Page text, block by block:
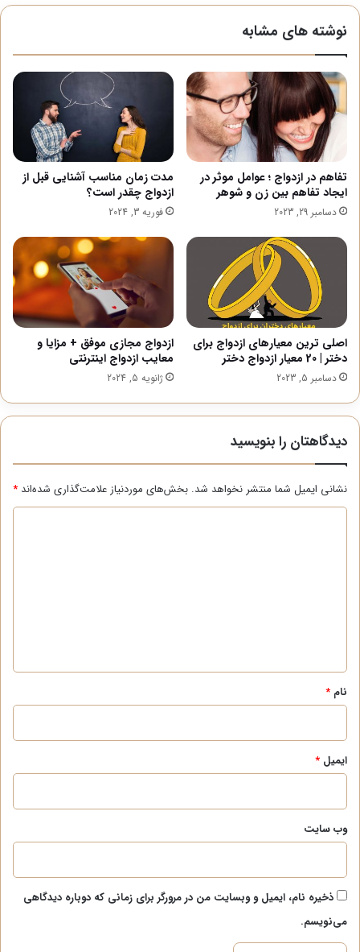
نوشته های مشابه
تفاهم در ازدواج ؛ عوامل موثر در
ایجاد تفاهم بین زن و شوهر
دسامبر 29, 2023
مدت زمان مناسب آشنایی قبل از
ازدواج چقدر است؟
فوریه 3, 2024
اصلی ترین معیارهای ازدواج برای
دختر | 20 معیار ازدواج دختر
دسامبر 5, 2023
ازدواج مجازی موفق + مزایا و
معایب ازدواج اینترنتی
ژانویه 5, 2024
دیدگاهتان را بنویسید
نشانی ایمیل شما منتشر نخواهد شد. بخش‌های موردنیاز علامت‌گذاری شده‌اند *
نام *
ایمیل *
وب‌ سایت
ذخیره نام، ایمیل و وبسایت من در مرورگر برای زمانی که دوباره دیدگاهی
می‌نویسم.